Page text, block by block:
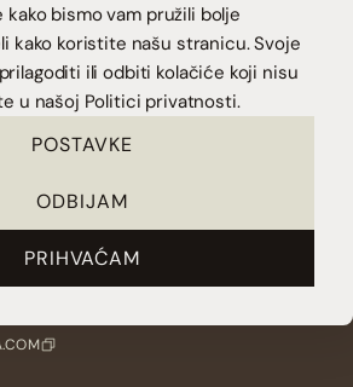
bismo vam pružili bolje
kako koristite našu stranicu. Svoje
ili odbiti kolačiće koji nisu
u našoj Politici privatnosti.
POSTAVKE
ODBIJAM
PRIHVAĆAM
je da kvaliteta tvog
bude očita na prvi
pogled?
20-MINUTNE KONZULTACIJE. TO
UPOZNAMO I VIDIMO KAKO TI MOGU
POMOĆI.